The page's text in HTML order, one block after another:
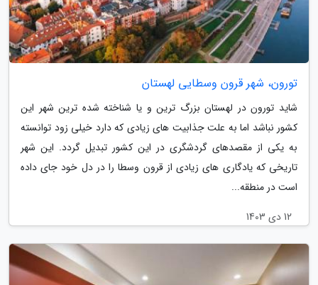
تورون، شهر قرون وسطایی لهستان
شاید تورون در لهستان بزرگ ترین و یا شناخته شده ترین شهر این
کشور نباشد اما به علت جذابیت های زیادی که دارد خیلی زود توانسته
به یکی از مقصدهای گردشگری در این کشور تبدیل گردد. این شهر
تاریخی که یادگاری های زیادی از قرون وسطا را در دل خود جای داده
است در منطقه...
12 دی 1403